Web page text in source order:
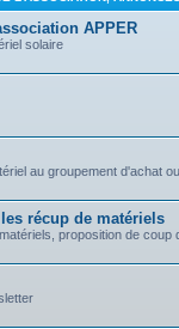
APPER
solaire
au groupement d'achat
récup de matériels
proposition de coup